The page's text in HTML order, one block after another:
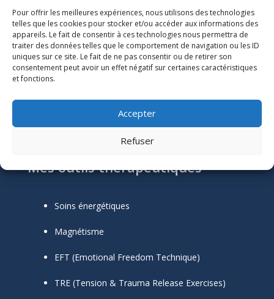
Pour offrir les meilleures expériences, nous utilisons des technologies
telles que les cookies pour stocker et/ou accéder aux informations des
appareils. Le fait de consentir à ces technologies nous permettra de
traiter des données telles que le comportement de navigation ou les ID
uniques sur ce site. Le fait de ne pas consentir ou de retirer son
consentement peut avoir un effet négatif sur certaines caractéristiques
et fonctions.
Accepter
Refuser
douleurs chroniques, de stress, ou de blocages
émotionnels, ses soins naturels et holistiques sont
conçus pour harmoniser votre énergie et restaurer
votre équilibre.

Numéro SIRET :51118684300039
Mentions Légales
Mes outils thérapeutiques
Soins énergétiques
Magnétisme
EFT (Emotional Freedom Technique)
TRE (Tension & Trauma Release Exercises)